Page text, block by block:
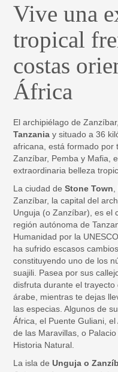
Vive una
tropical
costas
África
El archipiélago de
Tanzania y situado a 36
africana, está formado por
Zanzíbar, Pemba y Mafia,
extraordinaria belleza
La ciudad deStone Town
Zanzíbar, la capital del
Unguja (o Zanzíbar), es el
región autónoma de
Humanidad por la
ha sufrido escasos
constituyendo uno de los
suajili. Pasea por sus
disfruta durante el
árabe, mientras te dejas
las especias. Algunos de
África, el Puente Guliani,
de las Maravillas, o
Historia Natural.
La isla deUnguja o